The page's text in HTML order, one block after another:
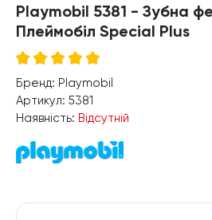
Playmobil 5381 - Зубна
Плеймобіл Special Plus
Бренд: Playmobil
Артикул: 5381
Наявність: Відсутній